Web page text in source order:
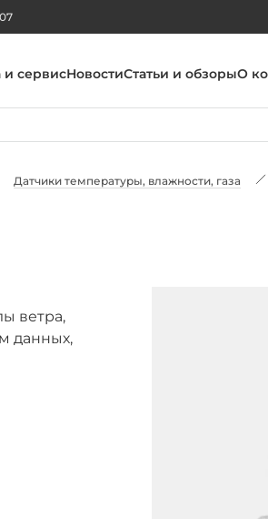
сервисНовостиСтатьи и обзорыО
Датчики температуры, влажности, газа
ветра,
данных,